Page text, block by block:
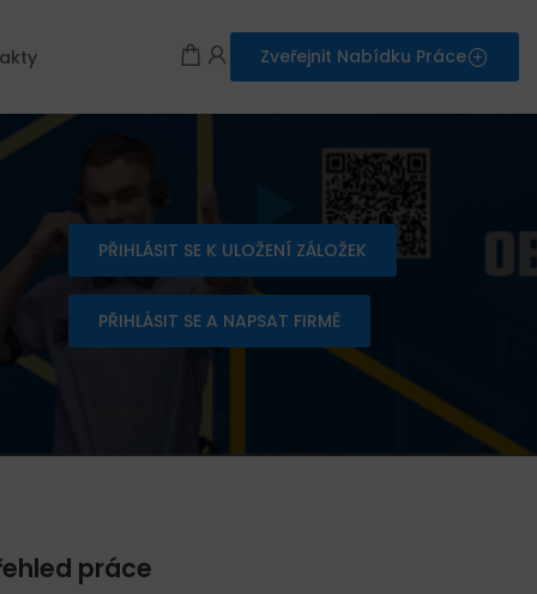
Zveřejnit Nabídku Práce
PŘIHLÁSIT SE K ULOŽENÍ ZÁLOŽEK
PŘIHLÁSIT SE A NAPSAT FIRMĚ
práce